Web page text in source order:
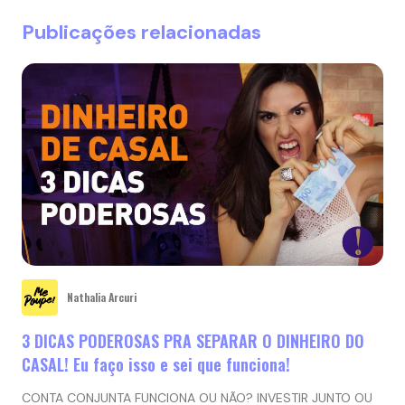
Publicações relacionadas
Nathalia Arcuri
3 DICAS PODEROSAS PRA SEPARAR O DINHEIRO DO
CASAL! Eu faço isso e sei que funciona!
CONTA CONJUNTA FUNCIONA OU NÃO? INVESTIR JUNTO OU